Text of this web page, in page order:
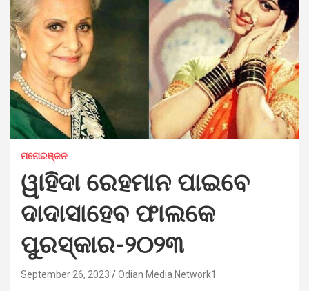
ମନୋରଞ୍ଜନ
ୱାହିଦା ରେହମାନ ପାଇବେ
ଦାଦାସାହେବ ଫାଲକେ
ପୁରସ୍କାର-୨୦୨୩
September 26, 2023 Odian Media Network1